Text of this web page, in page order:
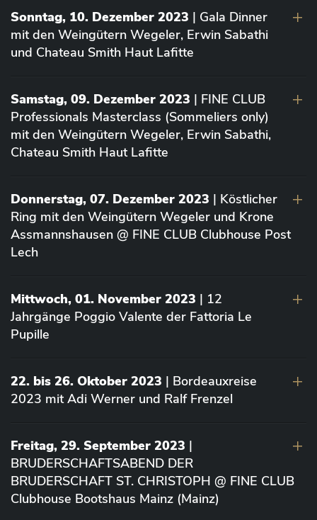
Sonntag, 10. Dezember 2023 | Gala Dinner
mit den Weingütern Wegeler, Erwin Sabathi
und Chateau Smith Haut Lafitte
Samstag, 09. Dezember 2023 | FINE CLUB
Professionals Masterclass (Sommeliers only)
mit den Weingütern Wegeler, Erwin Sabathi,
Chateau Smith Haut Lafitte
Donnerstag, 07. Dezember 2023 | Köstlicher
Ring mit den Weingütern Wegeler und Krone
Assmannshausen @ FINE CLUB Clubhouse Post
Lech
Mittwoch, 01. November 2023 | 12
Jahrgänge Poggio Valente der Fattoria Le
Pupille
22. bis 26. Oktober 2023 | Bordeauxreise
2023 mit Adi Werner und Ralf Frenzel
Freitag, 29. September 2023 |
BRUDERSCHAFTSABEND DER
BRUDERSCHAFT ST. CHRISTOPH @ FINE CLUB
Clubhouse Bootshaus Mainz (Mainz)